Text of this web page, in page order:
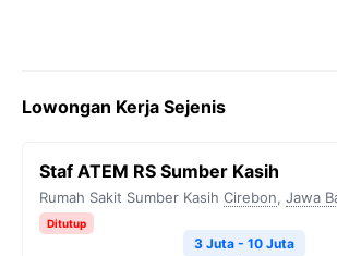
Lowongan Kerja Sejenis
Staf ATEM RS Sumber Kasih
Rumah Sakit Sumber Kasih Cirebon, Jawa
Ditutup
3 Juta - 10 Juta